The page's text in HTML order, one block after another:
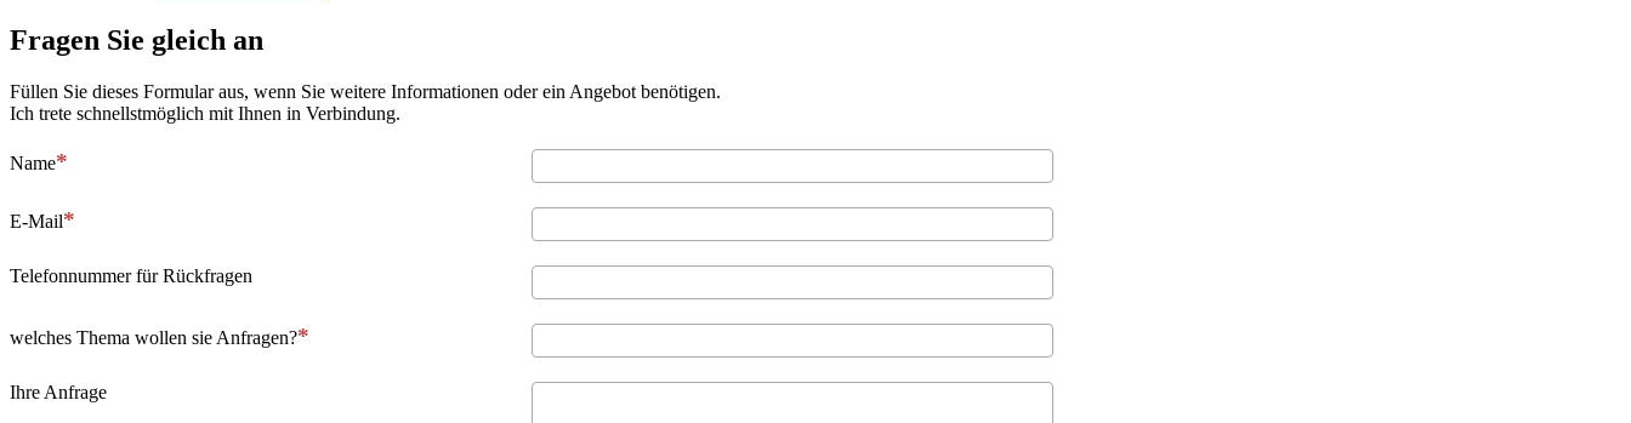
Fragen Sie gleich an
Füllen Sie dieses Formular aus, wenn Sie weitere Informationen oder ein Angebot benötigen.
Ich trete schnellstmöglich mit Ihnen in Verbindung.
Name
E-Mail
Telefonnummer für Rückfragen
welches Thema wollen sie Anfragen?
Ihre Anfrage